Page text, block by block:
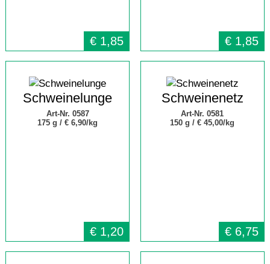
€ 1,85 € 1,85
Schweinelunge
Art-Nr. 0587
175 g / € 6,90/kg
€ 1,20
Schweinenetz
Art-Nr. 0581
150 g /€ 45,00/kg
€ 6,75